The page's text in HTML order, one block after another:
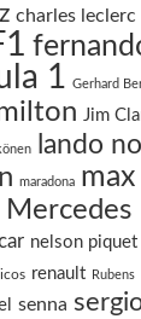
charles leclerc
1 Gerhard
Jim
lando
maradona max
Mercedes
nelson piquet
renault Rubens
senna